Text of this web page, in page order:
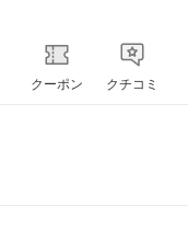
クーポン クチコミ